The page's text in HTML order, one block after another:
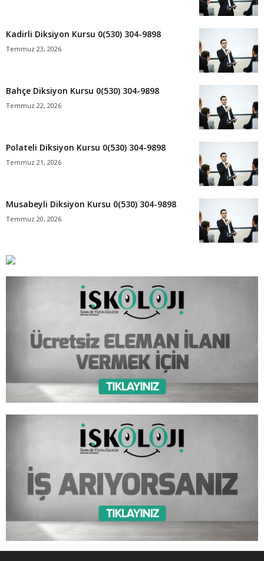
Kadirli Diksiyon Kursu 0(530) 304-9898
Temmuz 23, 2026
Bahçe Diksiyon Kursu 0(530) 304-9898
Temmuz 22, 2026
Polateli Diksiyon Kursu 0(530) 304-9898
Temmuz 21, 2026
Musabeyli Diksiyon Kursu 0(530) 304-9898
Temmuz 20, 2026